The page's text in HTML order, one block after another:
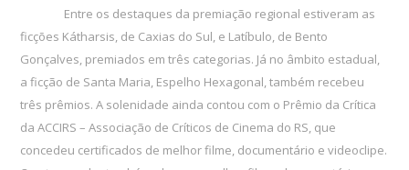
Entre os destaques da premiação regional estiveram as
ficções Kátharsis, de Caxias do Sul, e Latíbulo, de Bento
Gonçalves, premiados em três categorias. Já no âmbito estadual,
a ficção de Santa Maria, Espelho Hexagonal, também recebeu
três prêmios. A solenidade ainda contou com o Prêmio da Crítica
da ACCIRS – Associação de Críticos de Cinema do RS, que
concedeu certificados de melhor filme, documentário e videoclipe.